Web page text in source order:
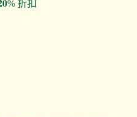
折扣